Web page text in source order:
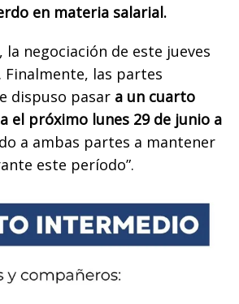
en materia salarial.
negociación de este jueves
Finalmente, las partes
dispuso pasar a un cuarto
el próximo lunes 29 de junio a
a ambas partes a mantener
este período”.